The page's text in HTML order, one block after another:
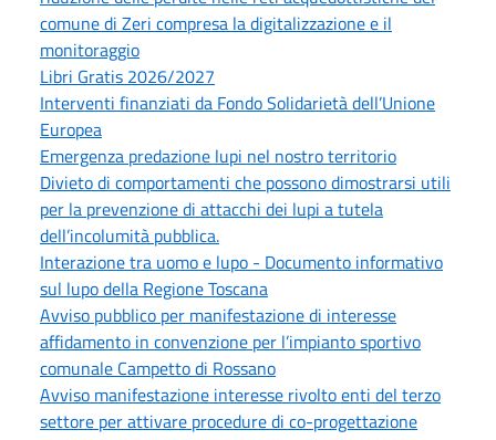
comune di Zeri compresa la digitalizzazione e il
monitoraggio
Libri Gratis 2026/2027
Interventi finanziati da Fondo Solidarietà dell’Unione
Europea
Emergenza predazione lupi nel nostro territorio
Divieto di comportamenti che possono dimostrarsi utili
per la prevenzione di attacchi dei lupi a tutela
dell’incolumità pubblica.
Interazione tra uomo e lupo - Documento informativo
sul lupo della Regione Toscana
Avviso pubblico per manifestazione di interesse
affidamento in convenzione per l’impianto sportivo
comunale Campetto di Rossano
Avviso manifestazione interesse rivolto enti del terzo
settore per attivare procedure di co-progettazione